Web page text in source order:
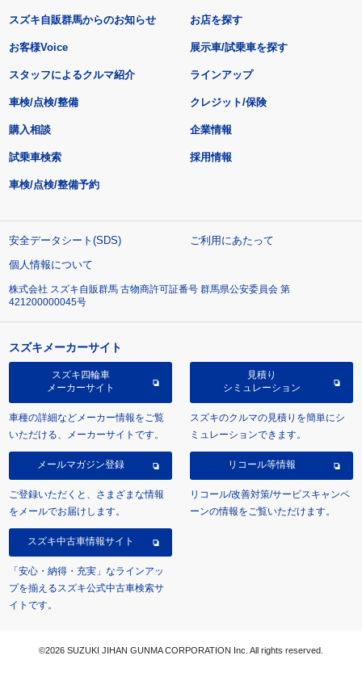
スズキ自販群馬からのお知らせ
お客様Voice
スタッフによるクルマ紹介
お店を探す
展示車/試乗車を探す
ラインアップ
車検/点検/整備 クレジット/保険
購入相談
試乗車検索
車検/点検/整備予約
企業情報
採用情報
安全データシート(SDS)
ご利用にあたって
個人情報について
株式会社 スズキ自販群馬 古物商許可証番号 群馬県公安委員会 第
421200000045号
スズキメーカーサイト
スズキ四輪車
メーカーサイト
車種の詳細などメーカー情報をご覧
いただける、メーカーサイトです。
見積り
シミュレーション
スズキのクルマの見積りを簡単にシ
ミュレーションできます。
メールマガジン登録
ご登録いただくと、さまざまな情報
をメールでお届けします。
リコール等情報
リコール/改善対策/サービスキャンペ
ーンの情報をご覧いただけます。
スズキ中古車情報サイト
「安心・納得・充実」なラインアッ
プを揃えるスズキ公式中古車検索サ
イトです。
©2026 SUZUKI JIHAN GUNMA CORPORATION Inc. All rights reserved.